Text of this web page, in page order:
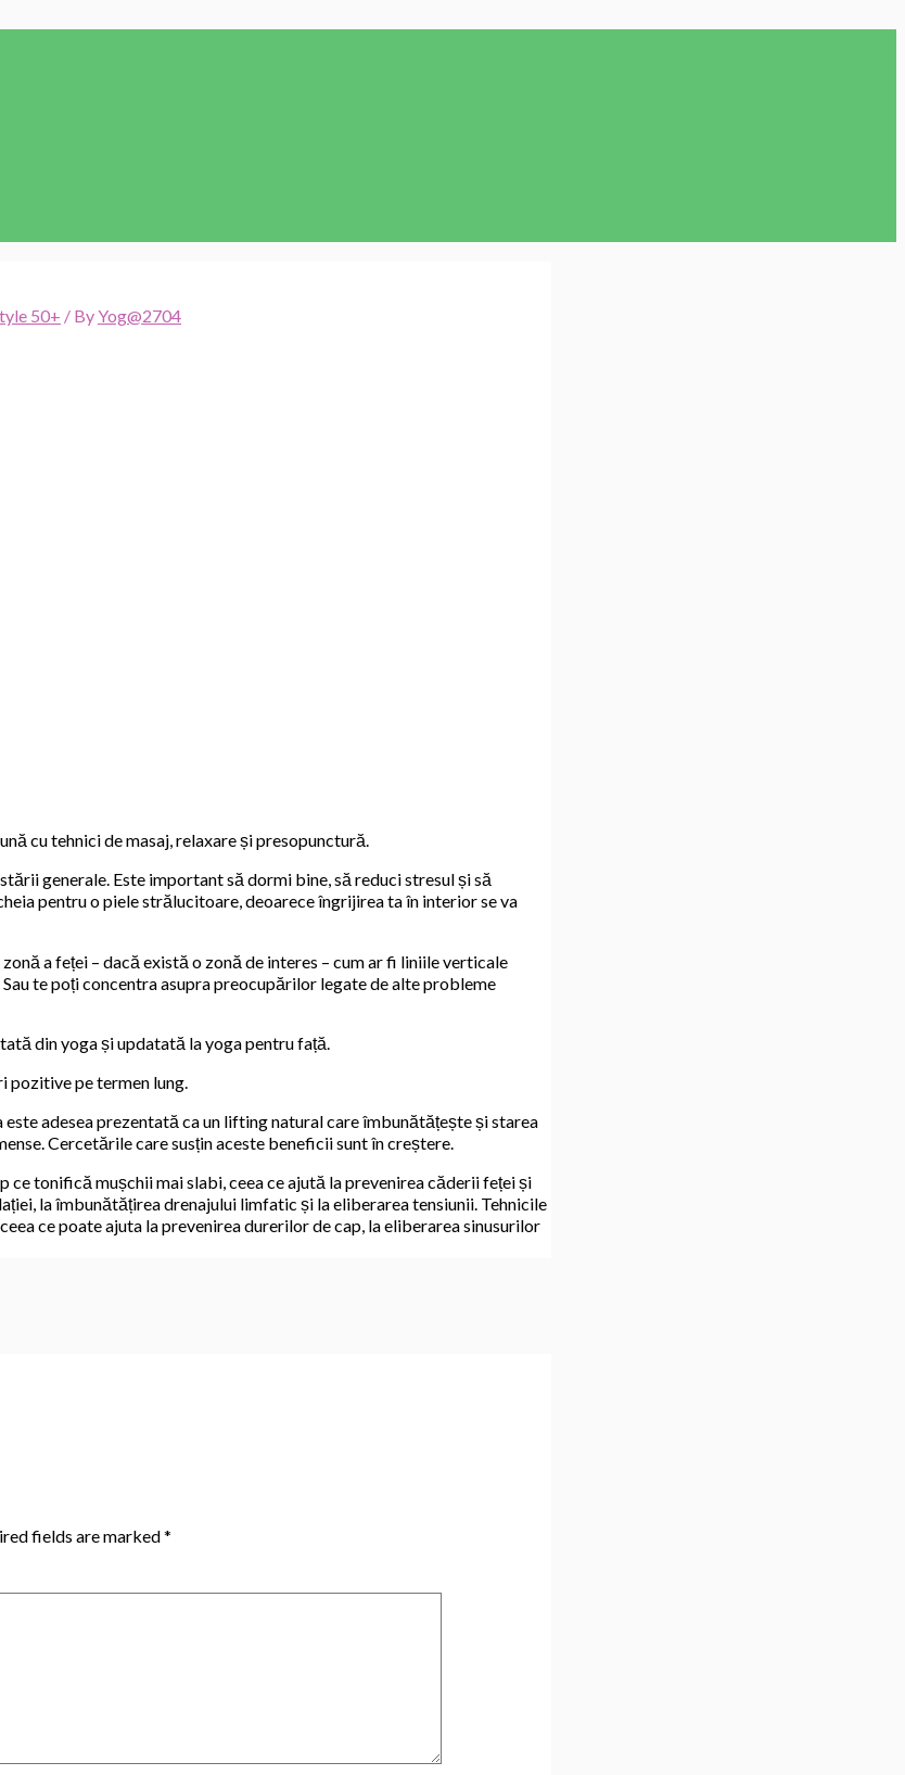
50+ / ByYog@2704
cu tehnici de masaj, relaxare și presopunctură.
generale. Este important să dormi bine, să reduci stresul și să
pentru o piele strălucitoare, deoarece îngrijirea ta în interior se va
a feței – dacă există o zonă de interes – cum ar fi liniile verticale
te poți concentra asupra preocupărilor legate de alte probleme
din yoga și updatată la yoga pentru față.
pozitive pe termen lung.
adesea prezentată ca un lifting natural care îmbunătățește și starea
Cercetările care susțin aceste beneficii sunt în creștere.
tonifică mușchii mai slabi, ceea ce ajută la prevenirea căderii feței și
la îmbunătățirea drenajului limfatic și la eliberarea tensiunii. Tehnicile
ce poate ajuta la prevenirea durerilor de cap, la eliberarea sinusurilor
fields are marked*